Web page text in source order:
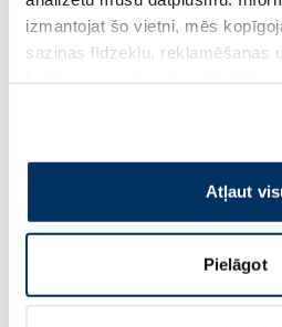
izmantojat šo vietni, mēs
saziņas līdzekļu, reklamēšanas
pakalpojumus. Ja piekrītat šo
izmantošanai, lūdzu, atzīmējiet
Atļaut
Pielāgot